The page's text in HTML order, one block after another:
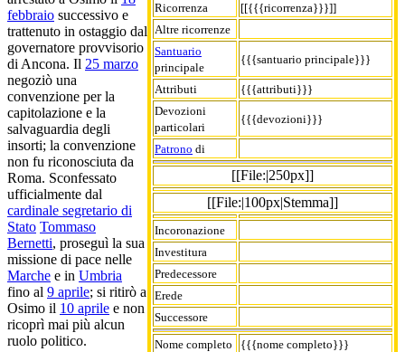
Ricorrenza
[[{{{ricorrenza}}}]]
Altre ricorrenze
Santuario
principale
{{{santuario principale}}}
Attributi
{{{attributi}}}
Devozioni
particolari
{{{devozioni}}}
Patrono di
[[File:|250px]]
[[File:|100px|Stemma]]
Incoronazione
Investitura
Predecessore
Erede
Successore
Nome completo
{{{nome completo}}}
febbraio successivo e
trattenuto in ostaggio dal
governatore provvisorio
di Ancona. Il 25 marzo
negoziò una
convenzione per la
capitolazione e la
salvaguardia degli
insorti; la convenzione
non fu riconosciuta da
Roma. Sconfessato
ufficialmente dal
cardinale segretario di
Stato Tommaso
Bernetti, proseguì la sua
missione di pace nelle
Marche e in Umbria
fino al 9 aprile; si ritirò a
Osimo il 10 aprile e non
ricoprì mai più alcun
ruolo politico.